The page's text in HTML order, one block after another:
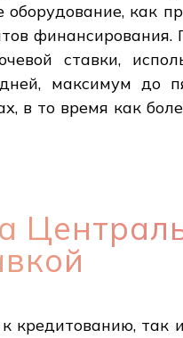
как
ставки,
максимум до
в то время как
так